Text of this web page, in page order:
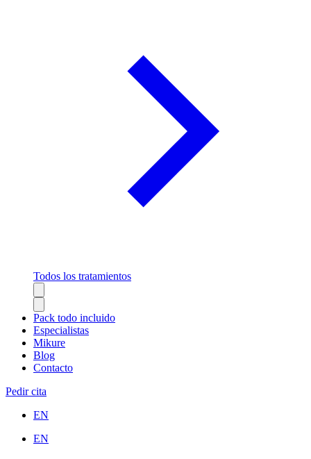
Todos los tratamientos
Pack todo incluido
Especialistas
Mikure
Blog
Contacto
Pedir cita
EN
EN